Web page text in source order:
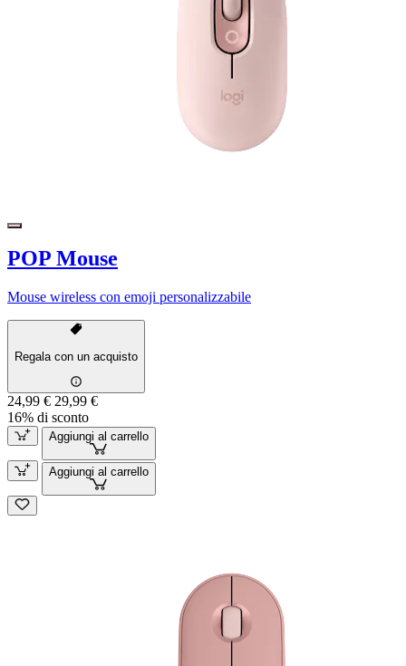
POP Mouse
Mouse wireless con emoji personalizzabile
Regala con un acquisto
24,99 € 29,99 €
16% di sconto
Aggiungi al carrello
Aggiungi al carrello